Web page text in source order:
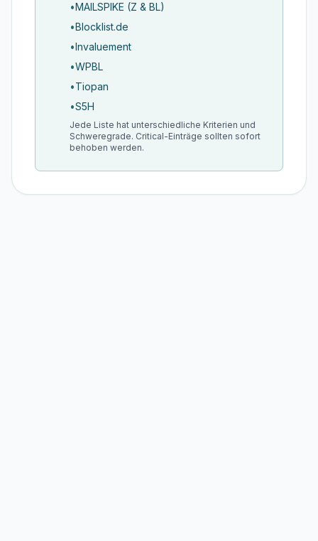
•MAILSPIKE (Z & BL)
•Blocklist.de
•Invaluement
•WPBL
•Tiopan
•S5H
Jede Liste hat unterschiedliche Kriterien und
Schweregrade. Critical-Einträge sollten sofort
behoben werden.